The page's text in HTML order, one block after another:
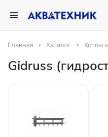
Главная Каталог Котлы
Gidruss